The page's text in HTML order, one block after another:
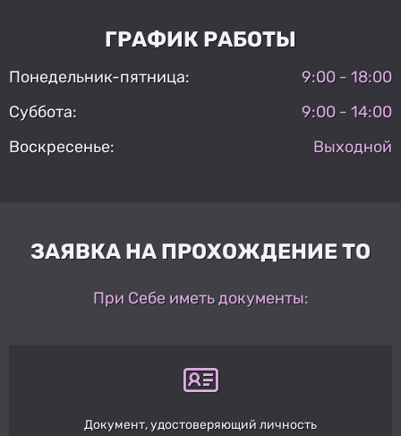
ГРАФИК РАБОТЫ
Понедельник-пятница:
9:00 - 18:00
Суббота:
9:00 - 14:00
Воскресенье:
Выходной
ЗАЯВКА НА ПРОХОЖДЕНИЕ ТО
При Себе иметь документы:
Документ, удостоверяющий личность